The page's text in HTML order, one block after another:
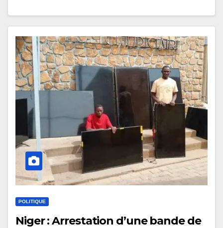
POLITIQUE
Niger : Arrestation d’une bande de